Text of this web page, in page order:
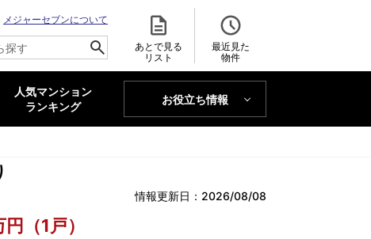
メジャーセブンについて
あとで見る
リスト
最近見た
物件
人気マンション
ランキング
お役立ち情報
MAJOR'S BLOG
情報更新日：2026/08/08
（1戸）